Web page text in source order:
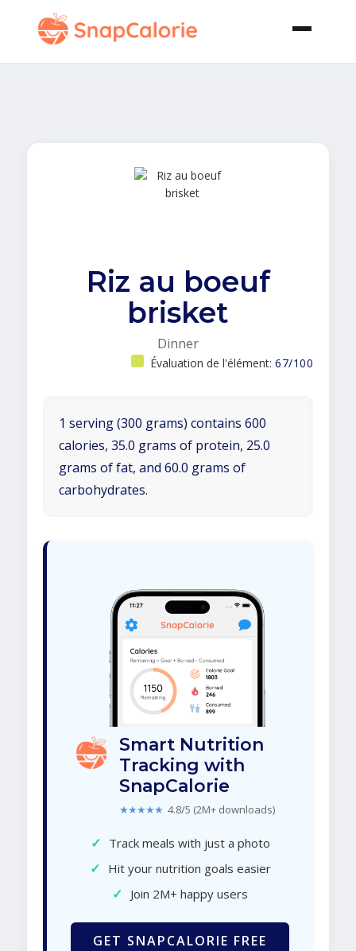
Riz au boeuf
brisket
Dinner
Évaluation de l'élément: 67/100
1 serving (300 grams) contains 600
calories, 35.0 grams of protein, 25.0
grams of fat, and 60.0 grams of
carbohydrates.
Smart Nutrition
Tracking with
SnapCalorie
★★★★★ 4.8/5 (2M+ downloads)
✓ Track meals with just a photo
✓ Hit your nutrition goals easier
✓ Join 2M+ happy users
GET SNAPCALORIE FREE